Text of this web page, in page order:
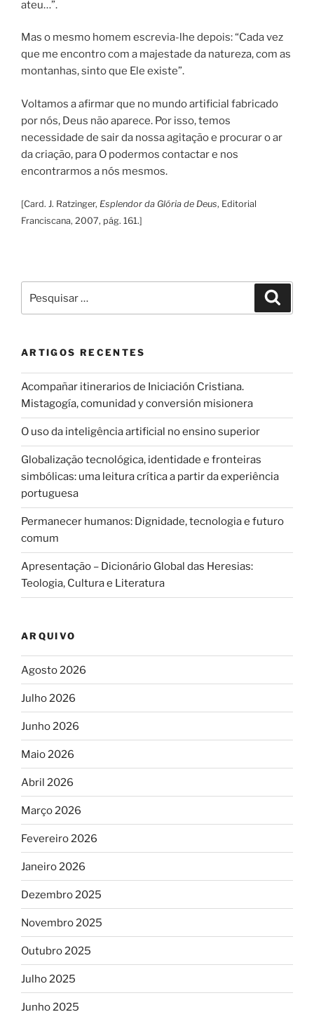
ateu…”.
Mas o mesmo homem escrevia-lhe depois: “Cada vez
que me encontro com a majestade da natureza, com as
montanhas, sinto que Ele existe”.
Voltamos a afirmar que no mundo artificial fabricado
por nós, Deus não aparece. Por isso, temos
necessidade de sair da nossa agitação e procurar o ar
da criação, para O podermos contactar e nos
encontrarmos a nós mesmos.
[Card. J. Ratzinger, Esplendor da Glória de Deus, Editorial
Franciscana, 2007, pág. 161.]
por:
ARTIGOS RECENTES
Acompañar itinerarios de Iniciación Cristiana.
Mistagogía, comunidad y conversión misionera
O uso da inteligência artificial no ensino superior
Globalização tecnológica, identidade e fronteiras
simbólicas: uma leitura crítica a partir da experiência
portuguesa
Permanecer humanos: Dignidade, tecnologia e futuro
comum
Apresentação – Dicionário Global das Heresias:
Teologia, Cultura e Literatura
ARQUIVO
Agosto 2026
Julho 2026
Junho 2026
Maio 2026
Abril 2026
Março 2026
Fevereiro 2026
Janeiro 2026
Dezembro 2025
Novembro 2025
Outubro 2025
Julho 2025
Junho 2025